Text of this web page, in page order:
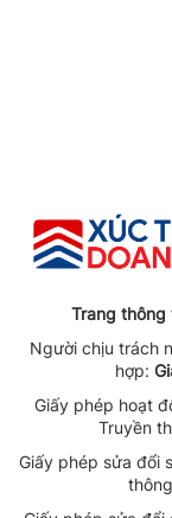
Trang thông
Người chịu trách
hợp:
Giấy phép hoạt
Truyền
Giấy phép sửa đổi